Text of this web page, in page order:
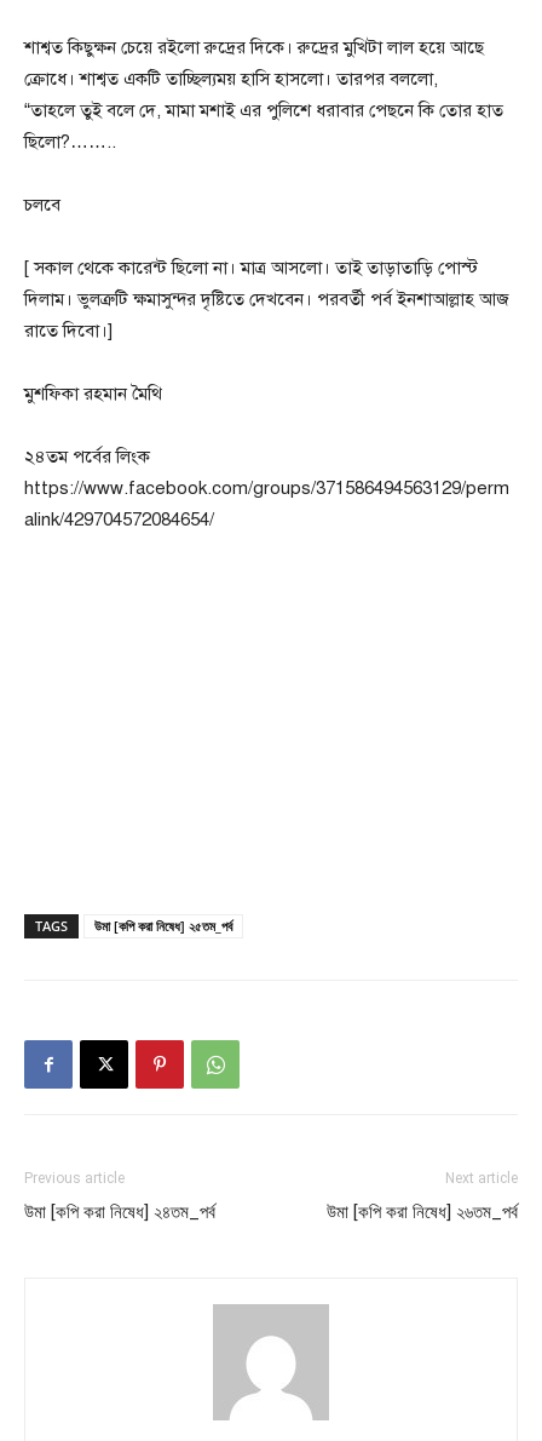
শাশ্বত কিছুক্ষন চেয়ে রইলো রুদ্রের দিকে। রুদ্রের মুখিটা লাল হয়ে আছে
ক্রোধে। শাশ্বত একটি তাচ্ছিল্যময় হাসি হাসলো। তারপর বললো,
“তাহলে তুই বলে দে, মামা মশাই এর পুলিশে ধরাবার পেছনে কি তোর হাত
ছিলো?……..
চলবে
[ সকাল থেকে কারেন্ট ছিলো না। মাত্র আসলো। তাই তাড়াতাড়ি পোস্ট
দিলাম। ভুলত্রুটি ক্ষমাসুন্দর দৃষ্টিতে দেখবেন। পরবর্তী পর্ব ইনশাআল্লাহ আজ
রাতে দিবো।]
মুশফিকা রহমান মৈথি
২৪তম পর্বের লিংক
https://www.facebook.com/groups/371586494563129/perm
alink/429704572084654/
TAGS উমা [কপি করা নিষেধ] ২৫তম_পর্ব
Previous article
উমা [কপি করা নিষেধ] ২৪তম_পর্ব
Next article
উমা [কপি করা নিষেধ] ২৬তম_পর্ব